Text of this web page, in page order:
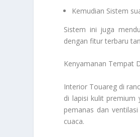
Kemudian Sistem
Sistem ini juga
dengan fitur terbaru
Kenyamanan Tempat
Interior Touareg di
di lapisi kulit premium
pemanas dan
cuaca.